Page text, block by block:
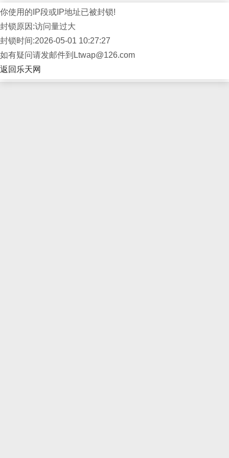
你使用的IP段或IP地址已被封锁!
封锁原因:访问量过大
封锁时间:2026-05-01 10:27:27
如有疑问请发邮件到Ltwap@126.com
返回乐天网